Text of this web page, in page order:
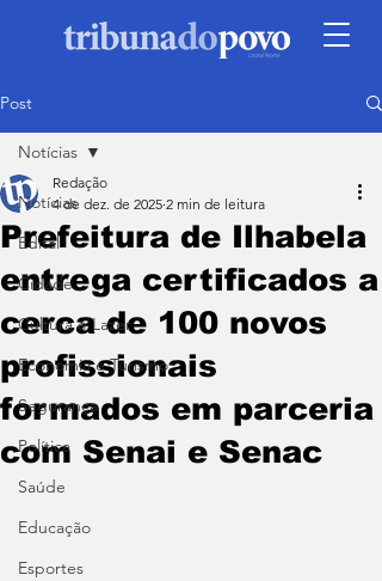
Post
Notícias
Edital
Cidade
Cultura e Lazer
Economia e Turismo
Segurança
Política
Saúde
Educação
Esportes
Notícias
Prefeitura de Ilhabela
entrega certificados a
cerca de 100 novos
profissionais
formados em parceria
com Senai e Senac
Redação
4 de dez. de 2025 2 min de leitura